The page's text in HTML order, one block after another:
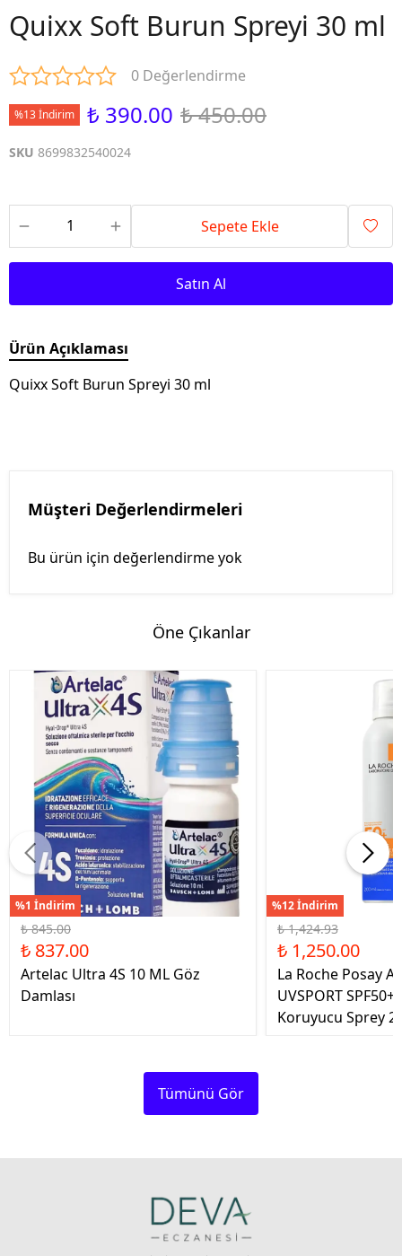
Quixx Soft Burun Spreyi 30 ml
0 Değerlendirme
%13 İndirim ₺ 390.00 ₺ 450.00
SKU 8699832540024
Sepete Ekle
Satın Al
Ürün Açıklaması
Quixx Soft Burun Spreyi 30 ml
Müşteri Değerlendirmeleri
Bu ürün için değerlendirme yok
Öne Çıkanlar
%1 İndirim
₺ 845.00
₺ 837.00
Artelac Ultra 4S 10 ML Göz
Damlası
%12 İndirim
₺ 1,424.93
₺ 1,250.00
La Roche Posay
UVSPORT
Koruyucu Sprey
Tümünü Gör